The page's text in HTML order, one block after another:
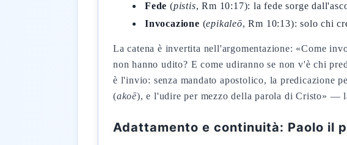
Fede (pistis, Rm 10:17): la fede sorge
Invocazione (epikaleō, Rm 10:13): solo chi
La catena è invertita nell'argomentazione: «Come
non hanno udito? E come udiranno se non v'è chi
è l'invio: senza mandato apostolico, la predicazione
(akoē), e l'udire per mezzo della parola di Cristo» —
Adattamento e continuità: Paolo il